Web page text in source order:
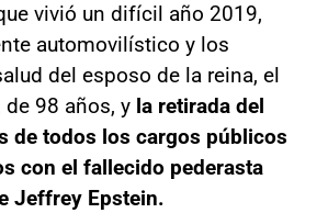
vivió un difícil año 2019,
automovilístico y los
del esposo de la reina, el
98 años, y la retirada del
de todos los cargos públicos
con el fallecido pederasta
Jeffrey Epstein.